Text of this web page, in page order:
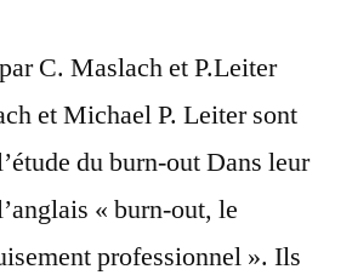
C. Maslach et P.Leiter
et Michael P. Leiter sont
du burn-out Dans leur
« burn-out, le
professionnel ». Ils